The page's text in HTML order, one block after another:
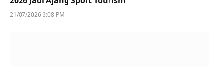
21/07/2026 3:08 PM